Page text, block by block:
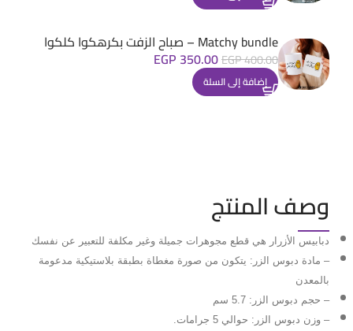
Matchy bundle – صباح الزفت بكرهكوا كلكوا
EGP400.00
EGP 350.00
إضافة إلى السلة
وصف المنتج
دبابيس الأزرار هي قطع مجوهرات جميلة وغير مكلفة للتعبير عن نفسك
– مادة دبوس الزر: يتكون من صورة مغطاة بطبقة بلاستيكية مدعومة
بالمعدن
– حجم دبوس الزر: 5.7 سم
– وزن دبوس الزر: حوالي 5 جرامات.